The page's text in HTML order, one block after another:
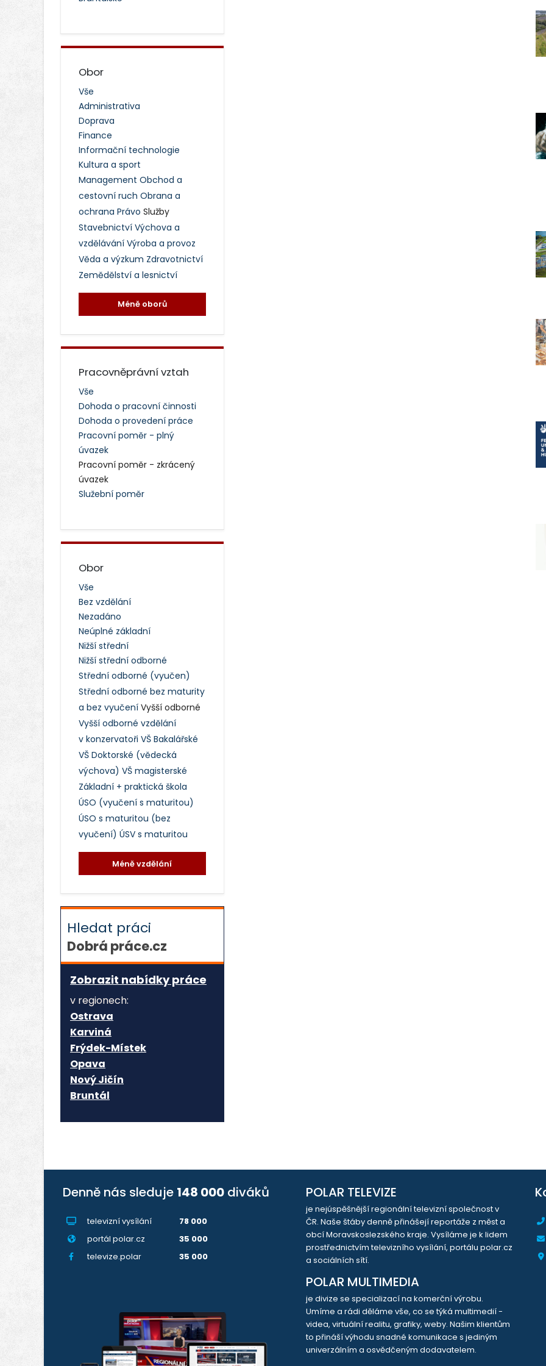
Obor
Vše
Administrativa
Doprava
Finance
Informační technologie
Kultura a sport
Management Obchod a
cestovní ruch Obrana a
ochrana Právo Služby
Stavebnictví Výchova a
vzdělávání Výroba a provoz
Věda a výzkum Zdravotnictví
Zemědělství a lesnictví
Méně oborů
Pracovněprávní vztah
Vše
Dohoda o pracovní činnosti
Dohoda o provedení práce
Pracovní poměr - plný
úvazek
Pracovní poměr - zkrácený
úvazek
Služební poměr
Obor
Vše
Bez vzdělání
Nezadáno
Neúplné základní
Nižší střední
Nižší střední odborné
Střední odborné (vyučen)
Střední odborné bez maturity
a bez vyučení Vyšší odborné
Vyšší odborné vzdělání
v konzervatoři VŠ Bakalářské
VŠ Doktorské (vědecká
výchova) VŠ magisterské
Základní + praktická škola
ÚSO (vyučení s maturitou)
ÚSO s maturitou (bez
vyučení) ÚSV s maturitou
Méně vzdělání
Hledat práci
Dobrá práce.cz
Zobrazit nabídky práce
v regionech:
Ostrava
Karviná
Frýdek-Místek
Opava
Nový Jičín
Bruntál
Denně nás sleduje 148 000 diváků
televizní vysílání
78 000
portál polar.cz
35 000
televize.polar
35 000
POLAR TELEVIZE
je nejúspěšnější regionální televizní společnost v
ČR. Naše štáby denně přinášejí reportáže z měst a
obcí Moravskoslezského kraje. Vysíláme je k lidem
prostřednictvím televizního vysílání, portálu polar.cz
a sociálních sítí.
POLAR MULTIMEDIA
je divize se specializací na komerční výrobu.
Umíme a rádi děláme vše, co se týká multimedií -
videa, virtuální realitu, grafiky, weby. Našim klientům
to přináší výhodu snadné komunikace s jediným
univerzálním a osvědčeným dodavatelem.